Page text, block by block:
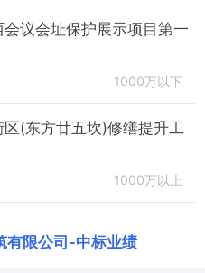
议会址保护展示项目第一
1000万以下
(东方廿五坎)修缮提升工
1000万以上
有限公司 -中标业绩